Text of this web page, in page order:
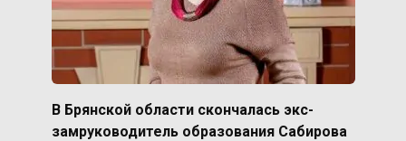
В Брянской области скончалась экс-
замруководитель образования Сабирова